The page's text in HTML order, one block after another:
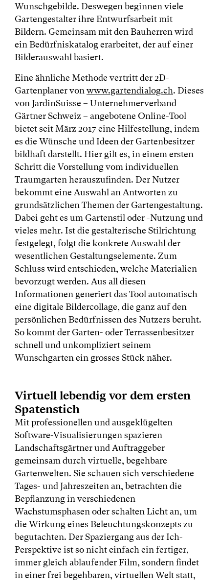
Wunschgebilde. Deswegen beginnen viele
Gartengestalter ihre Entwurfsarbeit mit
Bildern. Gemeinsam mit den Bauherren wird
ein Bedürfniskatalog erarbeitet, der auf einer
Bilderauswahl basiert.
Eine ähnliche Methode vertritt der 2D-
Gartenplaner vonwww.gartendialog.ch. Dieses
von JardinSuisse – Unternehmerverband
Gärtner Schweiz – angebotene Online-Tool
bietet seit März 2017 eine Hilfestellung, indem
es die Wünsche und Ideen der Gartenbesitzer
bildhaft darstellt. Hier gilt es, in einem ersten
Schritt die Vorstellung vom individuellen
Traumgarten herauszufinden. Der Nutzer
bekommt eine Auswahl an Antworten zu
grundsätzlichen Themen der Gartengestaltung.
Dabei geht es um Gartenstil oder -Nutzung und
vieles mehr. Ist die gestalterische Stilrichtung
festgelegt, folgt die konkrete Auswahl der
wesentlichen Gestaltungselemente. Zum
Schluss wird entschieden, welche Materialien
bevorzugt werden. Aus all diesen
Informationen generiert das Tool automatisch
eine digitale Bildercollage, die ganz auf den
persönlichen Bedürfnissen des Nutzers beruht.
So kommt der Garten- oder Terrassenbesitzer
schnell und unkompliziert seinem
Wunschgarten ein grosses Stück näher.
Virtuell lebendig vor dem ersten
Spatenstich
Mit professionellen und ausgeklügelten
Software-Visualisierungen spazieren
Landschaftsgärtner und Auftraggeber
gemeinsam durch virtuelle, begehbare
Gartenwelten. Sie schauen sich verschiedene
Tages- und Jahreszeiten an, betrachten die
Bepflanzung in verschiedenen
Wachstumsphasen oder schalten Licht an, um
die Wirkung eines Beleuchtungskonzepts zu
begutachten. Der Spaziergang aus der Ich-
Perspektive ist so nicht einfach ein fertiger,
immer gleich ablaufender Film, sondern findet
in einer frei begehbaren, virtuellen Welt statt,